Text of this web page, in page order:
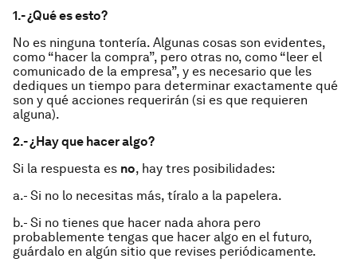
1.- ¿Qué es esto?
No es ninguna tontería. Algunas cosas son evidentes,
como “hacer la compra”, pero otras no, como “leer el
comunicado de la empresa”, y es necesario que les
dediques un tiempo para determinar exactamente qué
son y qué acciones requerirán (si es que requieren
alguna).
2.- ¿Hay que hacer algo?
Si la respuesta es no, hay tres posibilidades:
a.- Si no lo necesitas más, tíralo a la papelera.
b.- Si no tienes que hacer nada ahora pero
probablemente tengas que hacer algo en el futuro,
guárdalo en algún sitio que revises periódicamente.